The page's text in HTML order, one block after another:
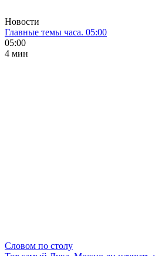
Новости
Главные темы часа. 05:00
05:00
4 мин
Словом по столу